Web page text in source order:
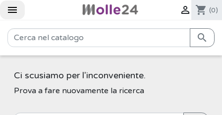
  shopping_cart (0)

Ci scusiamo per l'inconveniente.
Prova a fare nuovamente la ricerca